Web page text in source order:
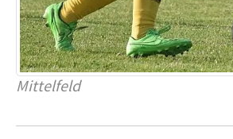
Mittelfeld